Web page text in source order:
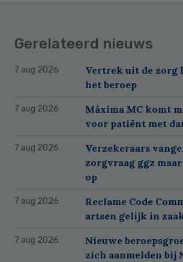
Gerelateerd nieuws
7 aug 2026
Vertrek uit de zorg
het beroep
7 aug 2026
Máxima MC komt
voor patiënt met
7 aug 2026
Verzekeraars
zorgvraag ggz
op
7 aug 2026
Reclame Code
artsen gelijk in
7 aug 2026
Nieuwe
zich aanmelden bij